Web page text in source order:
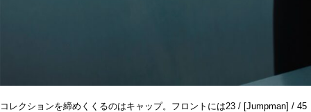
コレクションを締めくくるのはキャップ。フロントには23 / [Jumpman] / 45